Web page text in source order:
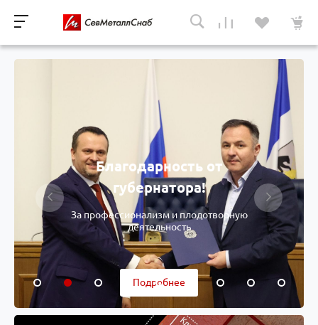
Благодарность от
губернатора!
За профессионализм и плодотворную
деятельность
Подробнее